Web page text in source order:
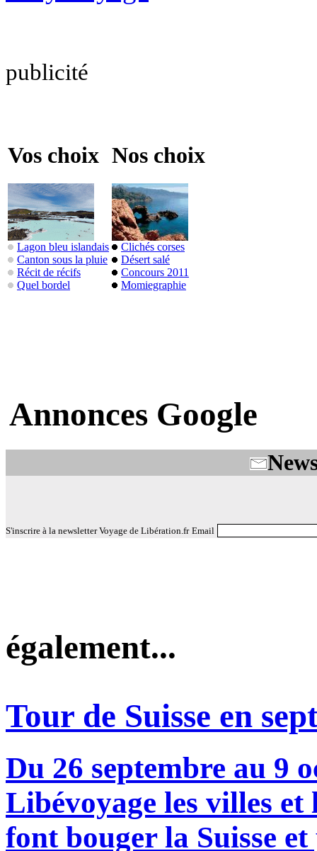
publicité
Vos choix
Lagon bleu islandais
Canton sous la pluie
Récit de récifs
Quel bordel
Nos choix
Clichés corses
Désert salé
Concours 2011
Momiegraphie
Annonces Google
S'inscrire à la newsletter Voyage de Libération.fr Email
également...
Tour de Suisse en
Du 26 septembre au 9
Libévoyage les villes et
font bouger la Suisse